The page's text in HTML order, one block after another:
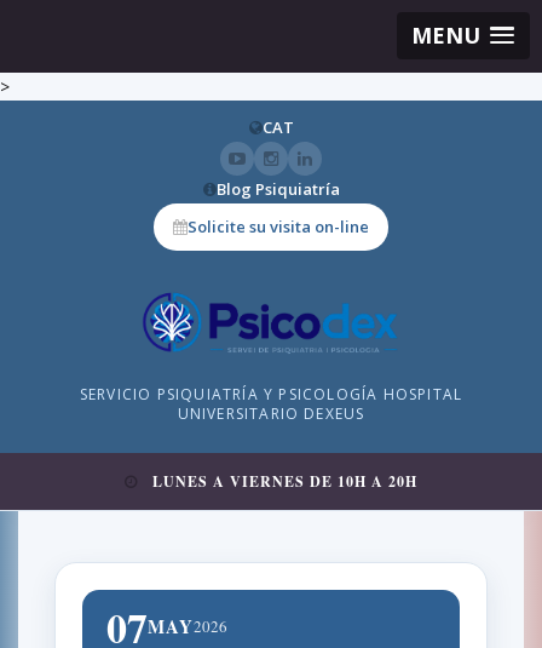
MENU
>
CAT
Blog Psiquiatría
Solicite su visita on-line
SERVICIO PSIQUIATRÍA Y PSICOLOGÍA HOSPITAL
UNIVERSITARIO DEXEUS
LUNES A VIERNES DE 10H A 20H
07MAY2026